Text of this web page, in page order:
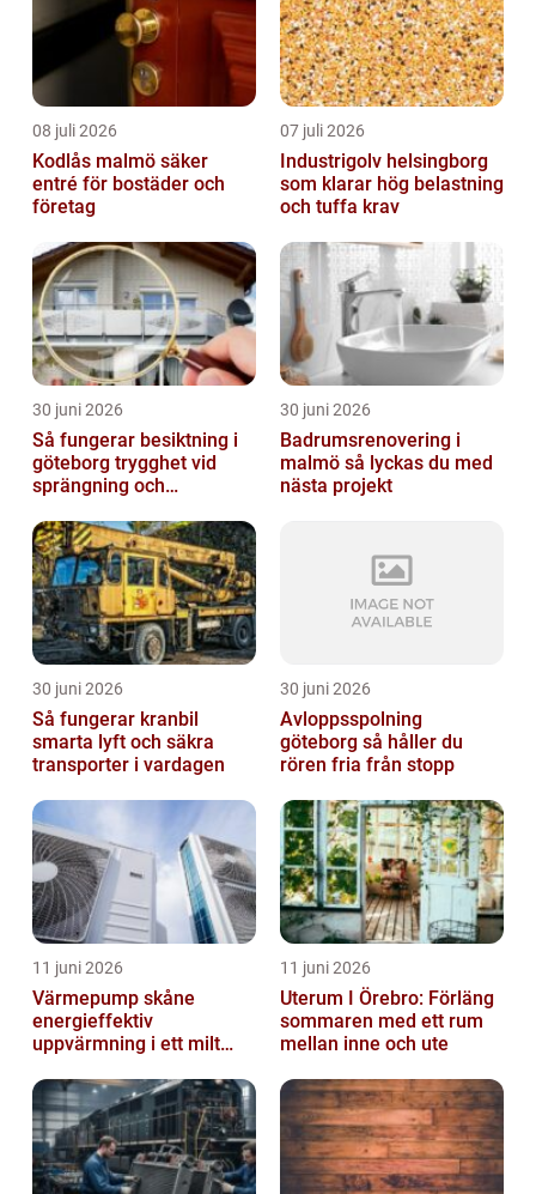
08 juli 2026
Kodlås malmö säker
entré för bostäder och
företag
07 juli 2026
Industrigolv helsingborg
som klarar hög belastning
och tuffa krav
30 juni 2026
Så fungerar besiktning i
göteborg trygghet vid
sprängning och
30 juni 2026
Badrumsrenovering i
malmö så lyckas du med
nästa projekt
30 juni 2026
Så fungerar kranbil
smarta lyft och säkra
transporter i vardagen
30 juni 2026
Avloppsspolning
göteborg så håller du
rören fria från stopp
11 juni 2026
Värmepump skåne
energieffektiv
uppvärmning i ett milt
11 juni 2026
Uterum I Örebro: Förläng
sommaren med ett rum
mellan inne och ute